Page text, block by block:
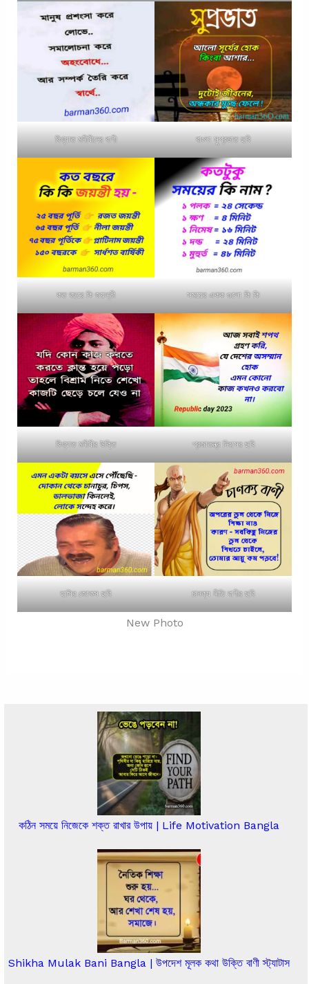
বিখ্যাত মনীষীদের বাণী বাংলা সুপ্রভাত ছবি
কত বছরে কি জয়ন্তী সময়ের একক গুলো কি কি
বিখ্যাত মনীষীর উক্তি প্রজাতন্ত্র দিবসের ছবি
হাসির জোকস ছবি চানক্য নীতি বাণীর ছবি
New Photo
কঠিন সময়ে নিজেকে শক্ত রাখার উপায় | Life Motivation Bangla
Shikha Mulak Bani Bangla | উপদেশ মূলক কথা উক্তি বাণী স্ট্যাটাস